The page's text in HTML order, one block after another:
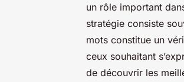
un rôle important
stratégie consiste
mots constitue un
ceux souhaitant
de découvrir les